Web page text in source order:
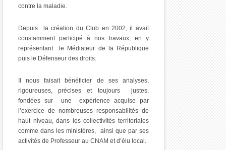
contre la maladie.
Depuis la création du Club en 2002, il avait
constamment participé à nos travaux, en y
représentant le Médiateur de la République
puis le Défenseur des droits.
Il nous faisait bénéficier de ses analyses,
rigoureuses, précises et toujours justes,
fondées sur une expérience acquise par
l’exercice de nombreuses responsabilités de
haut niveau, dans les collectivités territoriales
comme dans les ministères, ainsi que par ses
activités de Professeur au CNAM et d’élu local.